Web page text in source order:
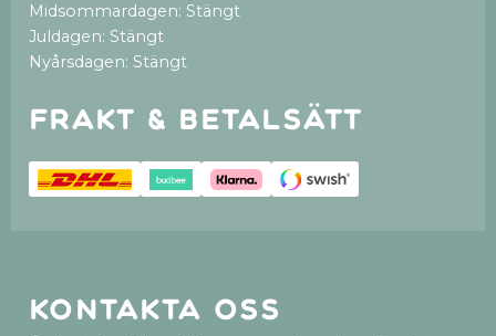
Midsommardagen: Stängt
Juldagen: Stängt
Nyårsdagen: Stängt
Frakt & betalsätt
Kontakta oss